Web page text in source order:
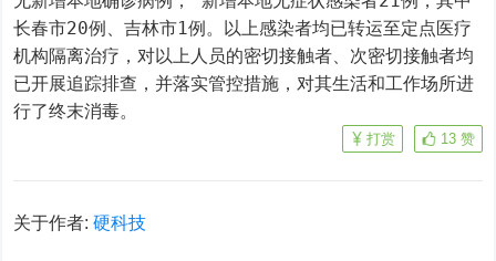
长春市20例、吉林市1例。以上感染者均已转运至定点医疗
机构隔离治疗，对以上人员的密切接触者、次密切接触者均
已开展追踪排查，并落实管控措施，对其生活和工作场所进
行了终末消毒。
13 赞
打赏
关于作者:硬科技